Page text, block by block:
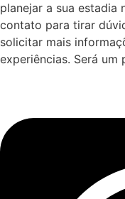
planejar a sua estadia
contato para tirar
solicitar mais
experiências. Será um